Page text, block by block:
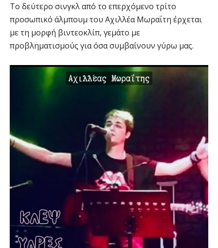
Το δεύτερο σινγκλ από το επερχόμενο τρίτο
προσωπικό άλμπουμ του Αχιλλέα Μωραΐτη έρχεται
με τη μορφή βιντεοκλίπ, γεμάτο με
προβληματισμούς για όσα συμβαίνουν γύρω μας.